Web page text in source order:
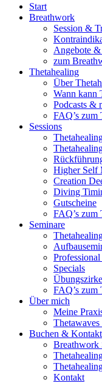
Start
Breathwork
Session &
Angebote &
zum
Thetahealing
Über
Wann kann
Podcasts &
FAQ’s zum
Sessions
Higher Self
Creation
Diving
Gutscheine
FAQ’s zum
Seminare
Specials
FAQ’s zum
Über mich
Meine
Buchen & Kontakt
Breathwork
Kontakt